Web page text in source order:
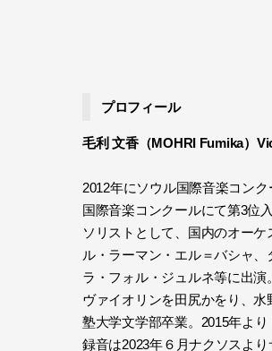
プロフィール
毛利 文香（MOHRI Fumika）
2012年にソウル国際音楽コン
国際音楽コンクールにて第3位
ソリストとして、国内のオー
ル・ラーマン・エル＝バシャ
ラ・フォル・ジュルネ等に出演。
ヴァイオリンを田尻かをり、
塾大学文学部卒業。2015年よ
録音は2023年６月ナクソスよ